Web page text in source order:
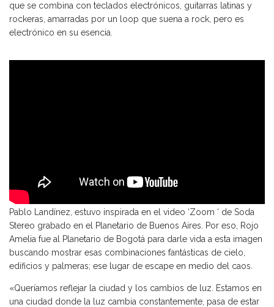
que se combina con teclados electrónicos, guitarras latinas y
rockeras, amarradas por un loop que suena a rock, pero es
electrónico en su esencia.
La portada del sencillo hecha por el fotógrafo y creativo Juan
Pablo Landínez, estuvo inspirada en el video ‘Zoom ‘ de Soda
Stereo grabado en el Planetario de Buenos Aires. Por eso, Rojo
Amelia fue al Planetario de Bogotá para darle vida a esta imagen
buscando mostrar esas combinaciones fantásticas de cielo,
edificios y palmeras; ese lugar de escape en medio del caos.
«Queríamos reflejar la ciudad y los cambios de luz. Estamos en
una ciudad donde la luz cambia constantemente, pasa de estar